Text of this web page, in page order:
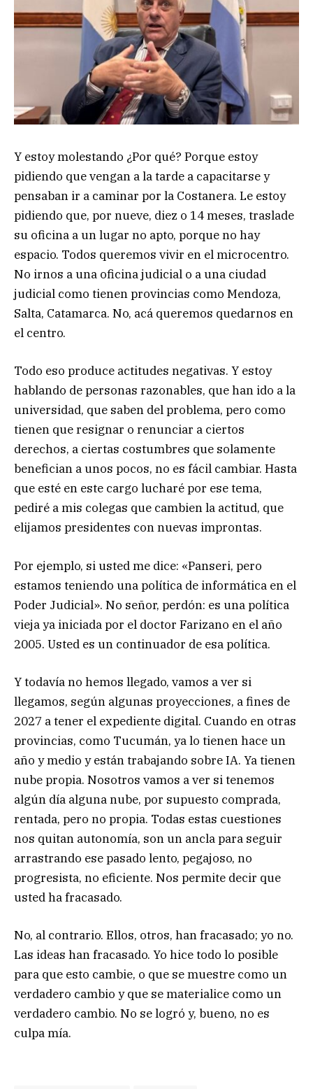
Y estoy molestando ¿Por qué? Porque estoy
pidiendo que vengan a la tarde a capacitarse y
pensaban ir a caminar por la Costanera. Le estoy
pidiendo que, por nueve, diez o 14 meses, traslade
su oficina a un lugar no apto, porque no hay
espacio. Todos queremos vivir en el microcentro.
No irnos a una oficina judicial o a una ciudad
judicial como tienen provincias como Mendoza,
Salta, Catamarca. No, acá queremos quedarnos en
el centro.
Todo eso produce actitudes negativas. Y estoy
hablando de personas razonables, que han ido a la
universidad, que saben del problema, pero como
tienen que resignar o renunciar a ciertos
derechos, a ciertas costumbres que solamente
benefician a unos pocos, no es fácil cambiar. Hasta
que esté en este cargo lucharé por ese tema,
pediré a mis colegas que cambien la actitud, que
elijamos presidentes con nuevas improntas.
Por ejemplo, si usted me dice: «Panseri, pero
estamos teniendo una política de informática en el
Poder Judicial». No señor, perdón: es una política
vieja ya iniciada por el doctor Farizano en el año
2005. Usted es un continuador de esa política.
Y todavía no hemos llegado, vamos a ver si
llegamos, según algunas proyecciones, a fines de
2027 a tener el expediente digital. Cuando en otras
provincias, como Tucumán, ya lo tienen hace un
año y medio y están trabajando sobre IA. Ya tienen
nube propia. Nosotros vamos a ver si tenemos
algún día alguna nube, por supuesto comprada,
rentada, pero no propia. Todas estas cuestiones
nos quitan autonomía, son un ancla para seguir
arrastrando ese pasado lento, pegajoso, no
progresista, no eficiente. Nos permite decir que
usted ha fracasado.
No, al contrario. Ellos, otros, han fracasado; yo no.
Las ideas han fracasado. Yo hice todo lo posible
para que esto cambie, o que se muestre como un
verdadero cambio y que se materialice como un
verdadero cambio. No se logró y, bueno, no es
culpa mía.